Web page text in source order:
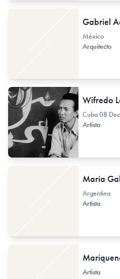
Gabriel
México
Arquitecto
Wifredo
Cuba08
Artista
María
Argentina
Artista
Artista